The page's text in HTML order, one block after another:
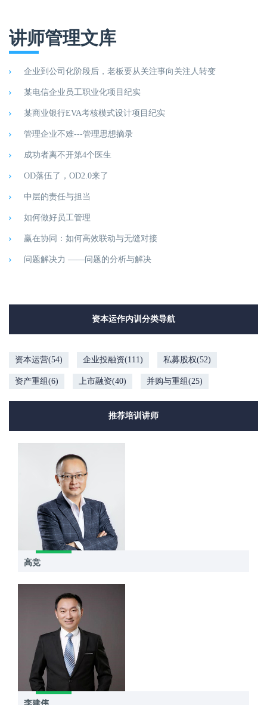
讲师管理文库
企业到公司化阶段后，老板要从关注事向关注人转变
某电信企业员工职业化项目纪实
某商业银行EVA考核模式设计项目纪实
管理企业不难---管理思想摘录
成功者离不开第4个医生
OD落伍了，OD2.0来了
中层的责任与担当
如何做好员工管理
赢在协同：如何高效联动与无缝对接
问题解决力 ——问题的分析与解决
资本运作内训分类导航
资本运营(54) 企业投融资(111) 私募股权(52)
资产重组(6) 上市融资(40) 并购与重组(25)
推荐培训讲师
高竞